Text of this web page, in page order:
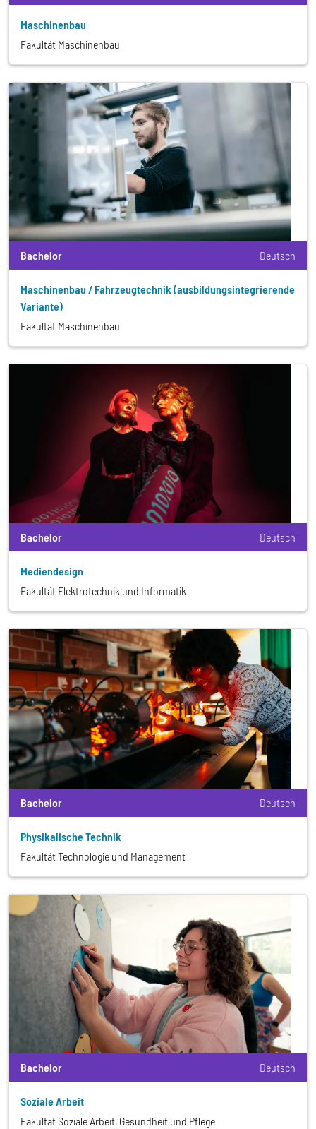
Maschinenbau
Fakultät Maschinenbau
Bachelor Deutsch
Maschinenbau / Fahrzeugtechnik (ausbildungsintegrierende
Variante)
Fakultät Maschinenbau
Bachelor Deutsch
Mediendesign
Fakultät Elektrotechnik und Informatik
Bachelor Deutsch
Physikalische Technik
Fakultät Technologie und Management
Bachelor Deutsch
Soziale Arbeit
Fakultät Soziale Arbeit, Gesundheit und Pflege